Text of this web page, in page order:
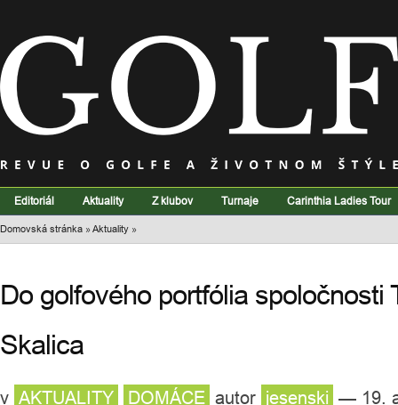
Editoriál Aktuality Z klubov Turnaje Carinthia Ladies Tour
Domovská stránka »Aktuality »
Do golfového portfólia spoločnosti
Skalica
v AKTUALITY DOMÁCE autor jesenski — 19.